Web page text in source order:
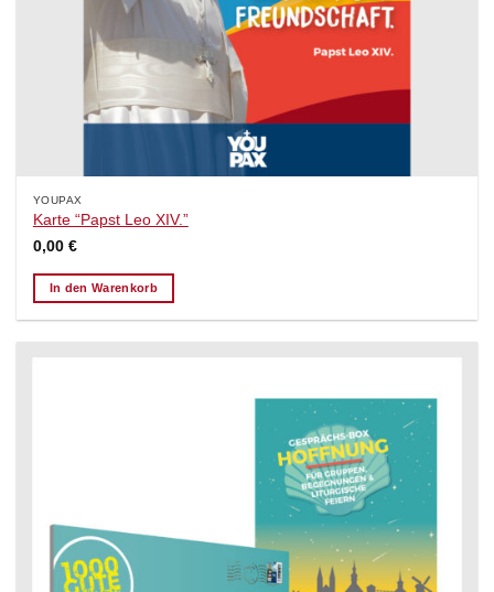
YOUPAX
Karte “Papst Leo XIV.”
0,00 €
In den Warenkorb